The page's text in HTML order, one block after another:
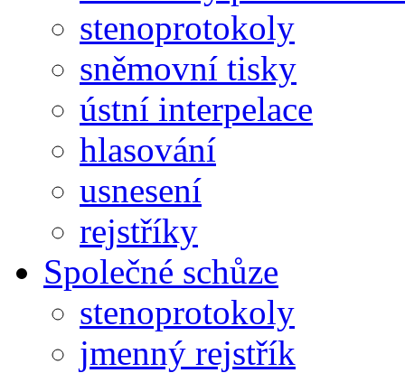
stenoprotokoly
sněmovní tisky
ústní interpelace
hlasování
usnesení
rejstříky
Společné schůze
stenoprotokoly
jmenný rejstřík